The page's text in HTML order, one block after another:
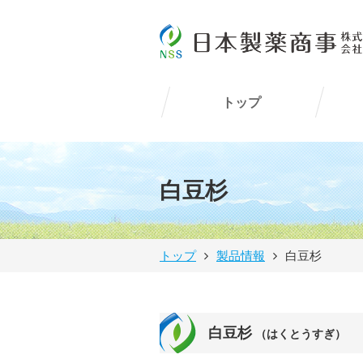
トップ
白豆杉
トップ 製品情報 白豆杉
白豆杉 （はくとうすぎ）